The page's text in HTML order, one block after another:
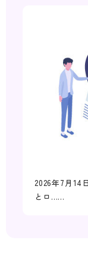
2026年7月14
とロ……